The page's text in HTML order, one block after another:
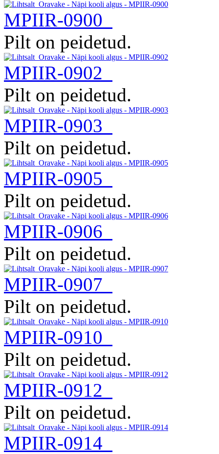
MPIIR-0900
Pilt on peidetud.
MPIIR-0902
Pilt on peidetud.
MPIIR-0903
Pilt on peidetud.
MPIIR-0905
Pilt on peidetud.
MPIIR-0906
Pilt on peidetud.
MPIIR-0907
Pilt on peidetud.
MPIIR-0910
Pilt on peidetud.
MPIIR-0912
Pilt on peidetud.
MPIIR-0914